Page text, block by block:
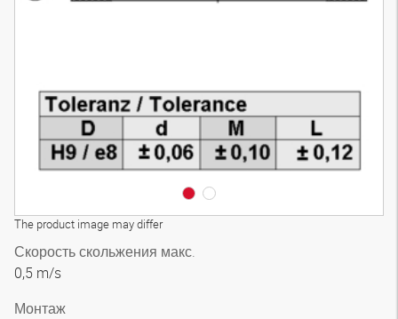
The product image may differ
Скорость скольжения макс.
0,5 m/s
Монтаж